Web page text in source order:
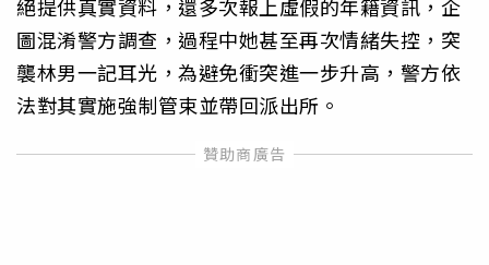
絕提供真實資料，還多次報上虛假的年籍資訊，企
圖混淆警方調查，過程中她甚至再次情緒失控，突
襲林男一記耳光，為避免衝突進一步升高，警方依
法對其實施強制管束並帶回派出所。